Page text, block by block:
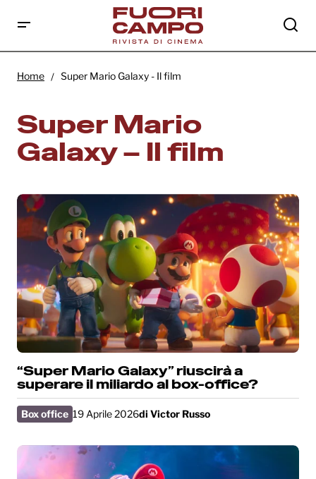
Home Super Mario Galaxy - Il film
Super Mario
Galaxy – Il film
“Super Mario Galaxy” riuscirà a
superare il miliardo al box-office?
Box office 19 Aprile 2026di Victor Russo